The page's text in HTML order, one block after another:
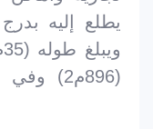
يطلع إليه
(896م2)